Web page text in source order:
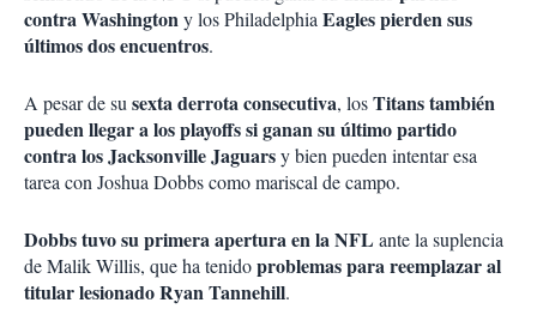
contra Washingtony los PhiladelphiaEagles pierden sus
últimos dos encuentros.
A pesar de susexta derrota consecutiva, losTitans también
pueden llegar a los playoffs si ganan su último partido
contra los Jacksonville Jaguarsy bien pueden intentar esa
tarea con Joshua Dobbs como mariscal de campo.
Dobbs tuvo su primera apertura en la NFL ante la suplencia
de Malik Willis, que ha tenidoproblemas para reemplazar al
titular lesionado Ryan Tannehill.